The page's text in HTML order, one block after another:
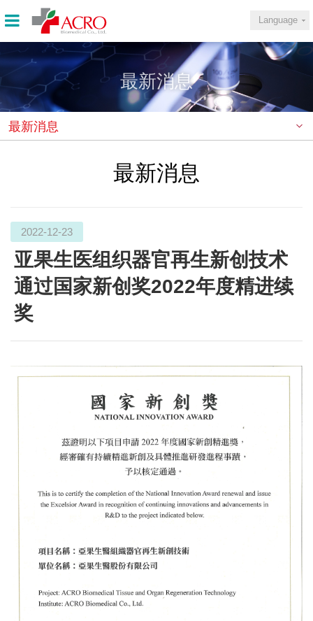
Language
最新消息
最新消息
最新消息
2022-12-23
亚果生医组织器官再生新创技术
通过国家新创奖2022年度精进续
奖